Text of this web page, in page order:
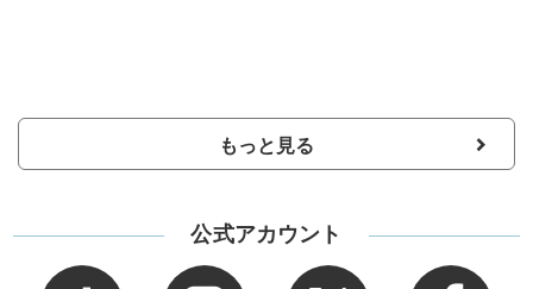
もっと見る
公式アカウント